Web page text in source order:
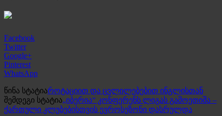
Facebook
Twitter
Google+
Pinterest
WhatsApp
წინა სტატიაროტაციით და ცვლილებებით ინგლისთან
შემდეგი სტატია„იბერია“ კონფერენს ლიგას გამოეთიშა –
ქართული კლუბებისთვის ევროსეზონი დასრულდა